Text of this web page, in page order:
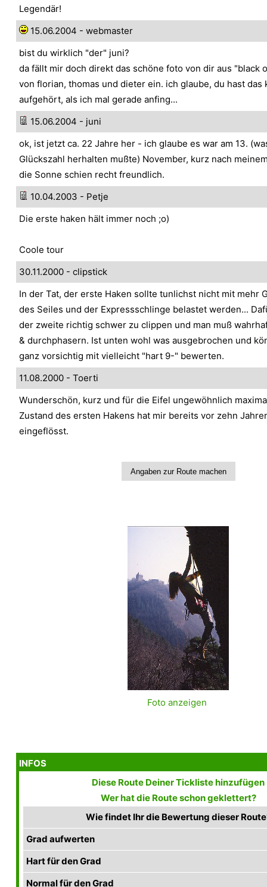
Legendär!
15.06.2004 - webmaster
bist du wirklich "der" juni?
da fällt mir doch direkt das schöne foto von dir aus "black
von florian, thomas und dieter ein. ich glaube, du hast das
aufgehört, als ich mal gerade anfing...
15.06.2004 - juni
ok, ist jetzt ca. 22 Jahre her - ich glaube es war am 13.
Glückszahl herhalten mußte) November, kurz nach
die Sonne schien recht freundlich.
10.04.2003 - Petje
Die erste haken hält immer noch ;o)
Coole tour
30.11.2000 - clipstick
In der Tat, der erste Haken sollte tunlichst nicht mit mehr
des Seiles und der Expressschlinge belastet werden...
der zweite richtig schwer zu clippen und man muß
& durchphasern. Ist unten wohl was ausgebrochen und
ganz vorsichtig mit vielleicht "hart 9-" bewerten.
11.08.2000 - Toerti
Wunderschön, kurz und für die Eifel ungewöhnlich
Zustand des ersten Hakens hat mir bereits vor zehn
eingeflösst.
Foto anzeigen
INFOS
Diese Route Deiner Tickliste hinzufügen
Wer hat die Route schon geklettert?
Wie findet Ihr die Bewertung dieser
Grad aufwerten
Hart für den Grad
Normal für den Grad